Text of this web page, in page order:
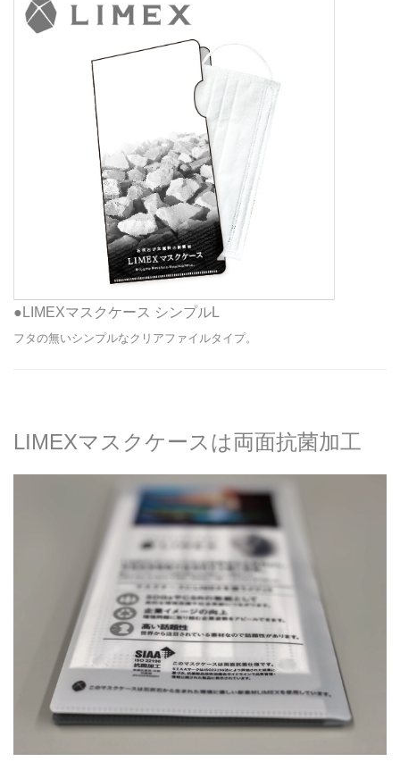
●LIMEXマスクケース シンプルL
フタの無いシンプルなクリアファイルタイプ。
LIMEXマスクケースは両面抗菌加工